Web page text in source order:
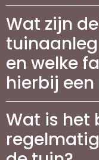
Wat zijn
en welke
hierbij een
Wat is het